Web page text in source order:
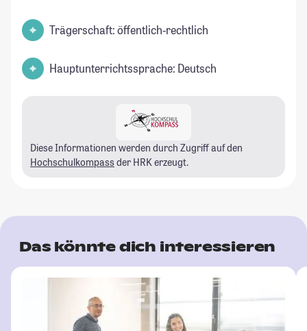
Trägerschaft: öffentlich-rechtlich
Hauptunterrichtssprache: Deutsch
Diese Informationen werden durch Zugriff auf den
Hochschulkompass der HRK erzeugt.
Das könnte dich interessieren